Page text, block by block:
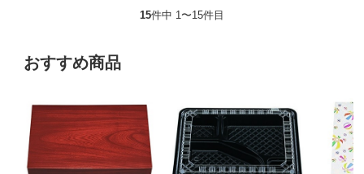
15件中 1〜15件目
おすすめ商品